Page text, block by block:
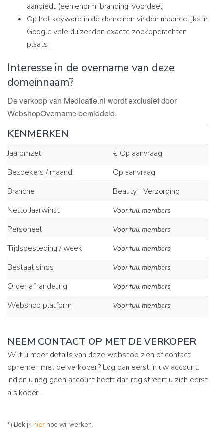
aanbiedt (een enorm 'branding' voordeel)
Op het keyword in de domeinen vinden maandelijks in
Google vele duizenden exacte zoekopdrachten
plaats
Interesse in de overname van deze
domeinnaam?
De verkoop van Medicatie.nl wordt exclusief door
WebshopOvername bemiddeld.
KENMERKEN
Jaaromzet
€ Op aanvraag
Bezoekers / maand
Op aanvraag
Branche
Beauty | Verzorging
Netto Jaarwinst
Voor full members
Personeel Voor full members
Tijdsbesteding / week Voor full members
Bestaat sinds Voor full members
Order afhandeling Voor full members
Webshop platform Voor full members
NEEM CONTACT OP MET DE VERKOPER
Wilt u meer details van deze webshop zien of contact
opnemen met de verkoper? Log dan eerst in uw account.
Indien u nog geen account heeft dan registreert u zich eerst
als koper.
*) Bekijk hier hoe wij werken.